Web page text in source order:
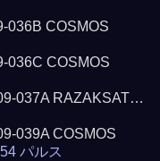
036B COSMOS
036C COSMOS
037A RAZAKSAT…
039A COSMOS
パルス